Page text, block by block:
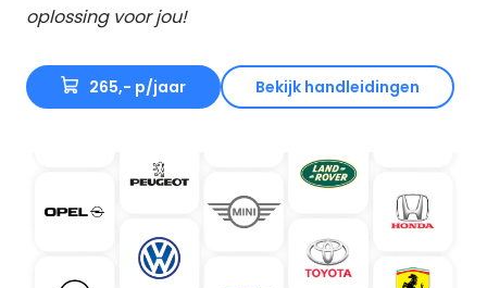
oplossing voor jou!
265,- p/jaar Bekijk handleidingen